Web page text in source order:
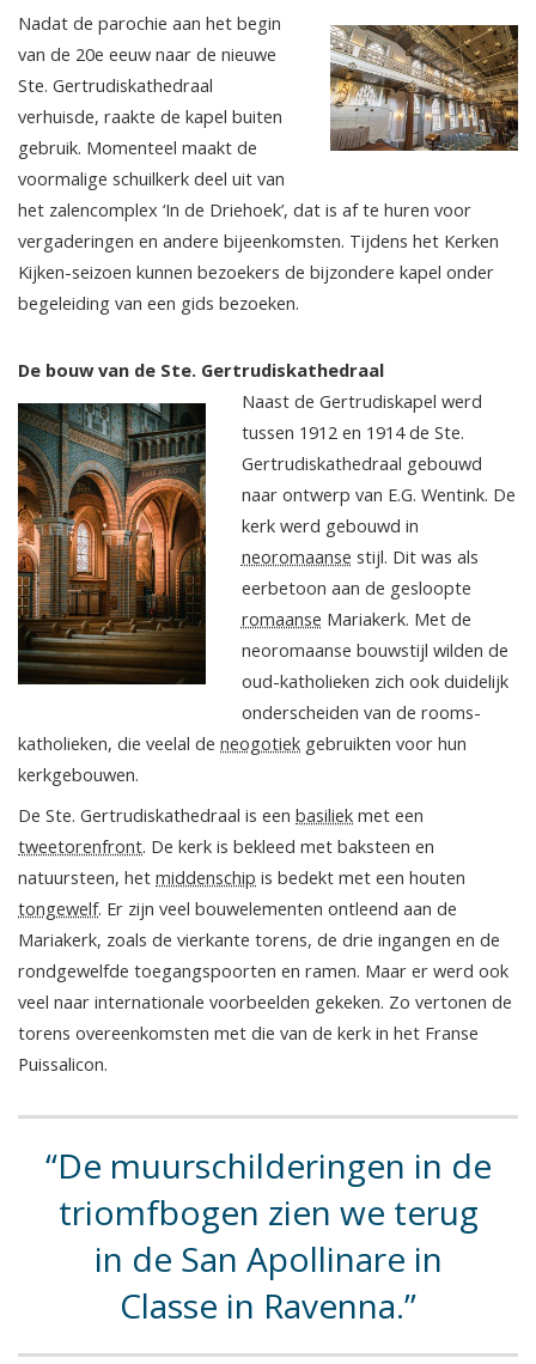
Nadat de parochie aan het begin
van de 20e eeuw naar de nieuwe
Ste. Gertrudiskathedraal
verhuisde, raakte de kapel buiten
gebruik. Momenteel maakt de
voormalige schuilkerk deel uit van
het zalencomplex ‘In de Driehoek’, dat is af te huren voor
vergaderingen en andere bijeenkomsten. Tijdens het Kerken
Kijken-seizoen kunnen bezoekers de bijzondere kapel onder
begeleiding van een gids bezoeken.
De bouw van de Ste. Gertrudiskathedraal
Naast de Gertrudiskapel werd
tussen 1912 en 1914 de Ste.
Gertrudiskathedraal gebouwd
naar ontwerp van E.G. Wentink. De
kerk werd gebouwd in
neoromaanse stijl. Dit was als
eerbetoon aan de gesloopte
romaanse Mariakerk. Met de
neoromaanse bouwstijl wilden de
oud-katholieken zich ook duidelijk
onderscheiden van de rooms-
katholieken, die veelal de neogotiek gebruikten voor hun
kerkgebouwen.
De Ste. Gertrudiskathedraal is een basiliek met een
tweetorenfront. De kerk is bekleed met baksteen en
natuursteen, het middenschip is bedekt met een houten
tongewelf. Er zijn veel bouwelementen ontleend aan de
Mariakerk, zoals de vierkante torens, de drie ingangen en de
rondgewelfde toegangspoorten en ramen. Maar er werd ook
veel naar internationale voorbeelden gekeken. Zo vertonen de
torens overeenkomsten met die van de kerk in het Franse
Puissalicon.
De muurschilderingen in de
triomfbogen zien we terug
in de San Apollinare in
Classe in Ravenna.